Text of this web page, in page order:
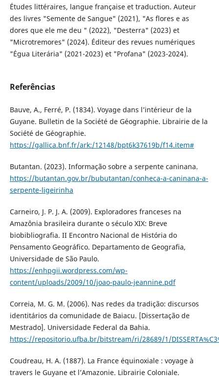
Études littéraires, langue française et traduction. Auteur
des livres "Semente de Sangue" (2021), "As flores e as
dores que ele me deu " (2022), "Desterra" (2023) et
"Microtremores" (2024). Éditeur des revues numériques
"Égua Literária" (2021-2023) et "Profana" (2023-2024).
Referências
Bauve, A., Ferré, P. (1834). Voyage dans l’intérieur de la
Guyane. Bulletin de la Société de Géographie. Librairie de la
Société de Géographie.
https://gallica.bnf.fr/ark:/12148/bpt6k37619b/f14.item#
Butantan. (2023). Informação sobre a serpente caninana.
https://butantan.gov.br/bubutantan/conheca-a-caninana-a-
serpente-ligeirinha
Carneiro, J. P. J. A. (2009). Exploradores franceses na
Amazônia brasileira durante o século XIX: Breve
biobibliografia. II Encontro Nacional de História do
Pensamento Geográfico. Departamento de Geografia,
Universidade de São Paulo.
https://enhpgii.wordpress.com/wp-
content/uploads/2009/10/joao-paulo-jeannine.pdf
Correia, M. G. M. (2006). Nas redes da tradição: discursos
identitários da comunidade de Baiacu. [Dissertação de
Mestrado]. Universidade Federal da Bahia.
https://repositorio.ufba.br/bitstream/ri/28689/1/
Coudreau, H. A. (1887). La France équinoxiale : voyage à
travers le Guyane et l’Amazonie. Librairie Coloniale.